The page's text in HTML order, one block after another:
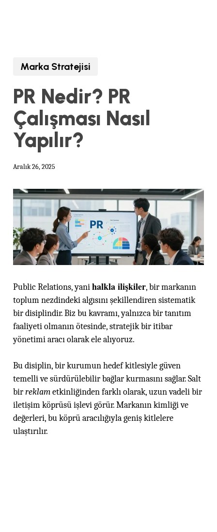
Marka Stratejisi
PR Nedir? PR
Çalışması Nasıl
Yapılır?
Aralık 26, 2025
Public Relations, yanihalkla ilişkiler, bir markanın
toplum nezdindeki algısını şekillendiren sistematik
bir disiplindir. Biz bu kavramı, yalnızca bir tanıtım
faaliyeti olmanın ötesinde, stratejik bir itibar
yönetimi aracı olarak ele alıyoruz.
Bu disiplin, bir kurumun hedef kitlesiyle güven
temelli ve sürdürülebilir bağlar kurmasını sağlar. Salt
birreklametkinliğinden farklı olarak, uzun vadeli bir
iletişim köprüsü işlevi görür. Markanın kimliği ve
değerleri, bu köprü aracılığıyla geniş kitlelere
ulaştırılır.